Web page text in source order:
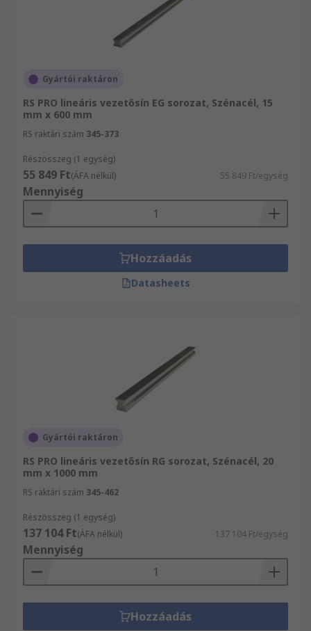
Gyártói raktáron
RS PRO lineáris vezetősín EG sorozat, Szénacél, 15
mm x 600 mm
RS raktári szám 345-373
Részösszeg (1 egység)
55 849 Ft(ÁFA nélkül) 55 849 Ft/egység
Mennyiség
Hozzáadás
Datasheets
Gyártói raktáron
RS PRO lineáris vezetősín RG sorozat, Szénacél, 20
mm x 1000 mm
RS raktári szám 345-462
Részösszeg (1 egység)
137 104 Ft(ÁFA nélkül) 137 104 Ft/egység
Mennyiség
Hozzáadás